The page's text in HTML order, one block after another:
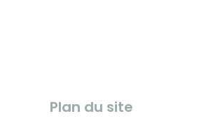
Plan du site